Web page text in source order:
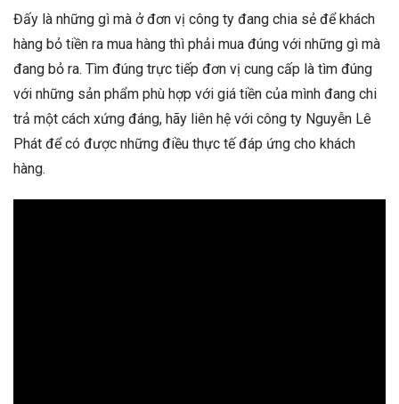
Đấy là những gì mà ở đơn vị công ty đang chia sẻ để khách
hàng bỏ tiền ra mua hàng thì phải mua đúng với những gì mà
đang bỏ ra. Tìm đúng trực tiếp đơn vị cung cấp là tìm đúng
với những sản phẩm phù hợp với giá tiền của mình đang chi
trả một cách xứng đáng, hãy liên hệ với công ty Nguyễn Lê
Phát để có được những điều thực tế đáp ứng cho khách
hàng.